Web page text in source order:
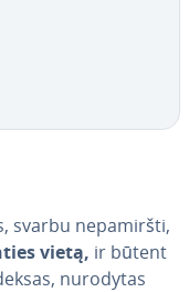
svarbu ne­pa­mirš­ti,
vietą, ir būtent
nurodytas